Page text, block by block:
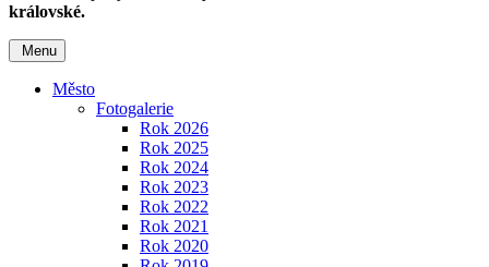
královské.
Menu
Město
Fotogalerie
Rok 2026
Rok 2025
Rok 2024
Rok 2023
Rok 2022
Rok 2021
Rok 2020